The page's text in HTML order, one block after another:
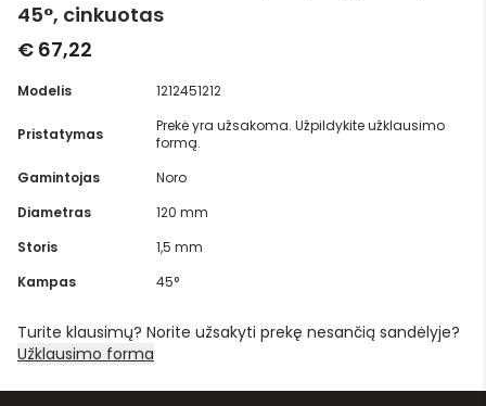
45°, cinkuotas
€ 67,22
Modelis 1212451212
Pristatymas
Prekė yra užsakoma. Užpildykite užklausimo
formą.
Gamintojas
Noro
Diametras
120 mm
Storis
1,5 mm
Kampas
45°
Turite klausimų? Norite užsakyti prekę nesančią sandėlyje?
Užklausimo forma